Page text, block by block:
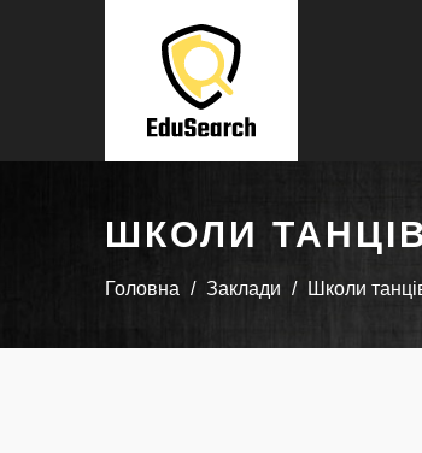
ШКОЛИ
Головна Заклади Школи